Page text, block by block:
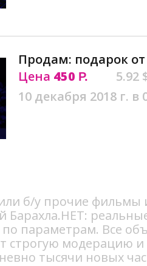
Продам: подарок
Цена 450 Р.
5.92
10 декабря 2018 г. в
б/у прочие фильмы
Барахла.НЕТ:
параметрам. Все
строгую модерацию
тысячи новых